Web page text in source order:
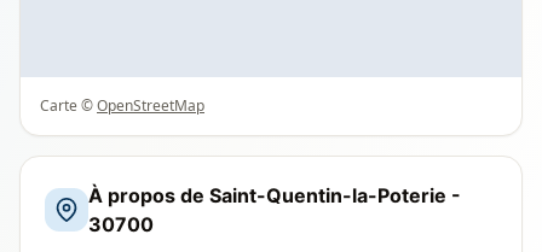
Carte ©OpenStreetMap
À propos de Saint-Quentin-la-Poterie -
30700